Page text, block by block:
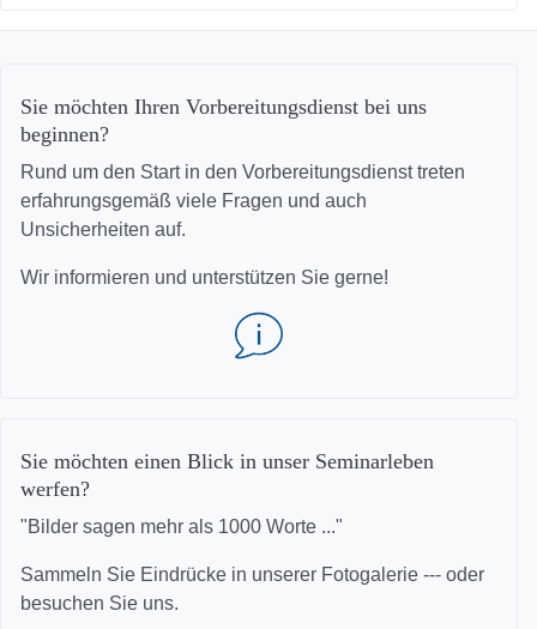
Sie möchten Ihren Vorbereitungsdienst bei uns
beginnen?
Rund um den Start in den Vorbereitungsdienst treten
erfahrungsgemäß viele Fragen und auch
Unsicherheiten auf.
Wir informieren und unterstützen Sie gerne!
Sie möchten einen Blick in unser Seminarleben
werfen?
"Bilder sagen mehr als 1000 Worte ..."
Sammeln Sie Eindrücke in unserer Fotogalerie --- oder
besuchen Sie uns.